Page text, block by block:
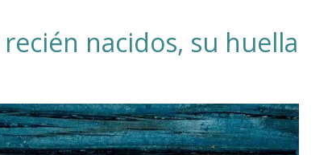
nacidos, su huella